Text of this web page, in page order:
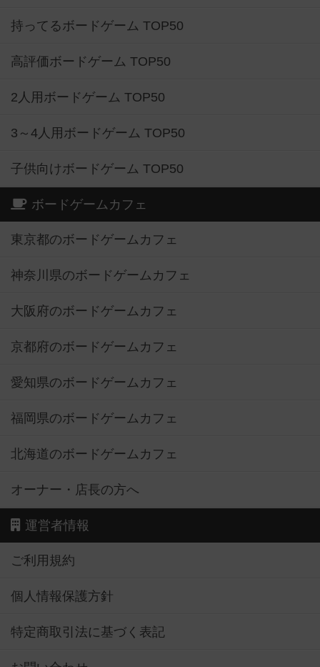
持ってるボードゲーム TOP50
高評価ボードゲーム TOP50
2人用ボードゲーム TOP50
3～4人用ボードゲーム TOP50
子供向けボードゲーム TOP50
ボードゲームカフェ
東京都のボードゲームカフェ
神奈川県のボードゲームカフェ
大阪府のボードゲームカフェ
京都府のボードゲームカフェ
愛知県のボードゲームカフェ
福岡県のボードゲームカフェ
北海道のボードゲームカフェ
オーナー・店長の方へ
運営者情報
ご利用規約
個人情報保護方針
特定商取引法に基づく表記